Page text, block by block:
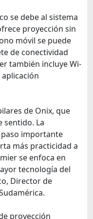
se debe al sistema
proyección sin
móvil se puede
de conectividad
también incluye Wi-
de Onix, que
sentido. La
importante
más practicidad a
se enfoca en
tecnología del
Director de
proyección